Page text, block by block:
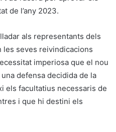
de l’any 2023.
als representants dels
seves reivindicacions
imperiosa que el nou
defensa decidida de la
els facultatius necessaris de
i que hi destini els